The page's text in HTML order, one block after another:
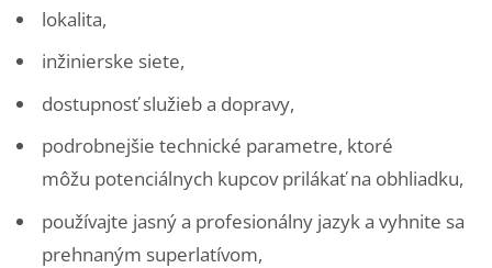
lokalita,
inžinierske siete,
dostupnosť služieb a dopravy,
podrobnejšie technické parametre, ktoré
môžu potenciálnych kupcov prilákať na obhliadku,
používajte jasný a profesionálny jazyk a vyhnite sa
prehnaným superlatívom,